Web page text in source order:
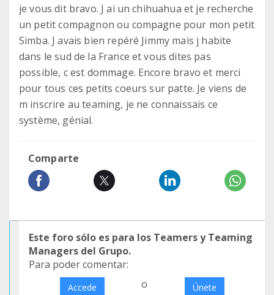
je vous dit bravo. J ai un chihuahua et je recherche
un petit compagnon ou compagne pour mon petit
Simba. J avais bien repéré Jimmy mais j habite
dans le sud de la France et vous dites pas
possible, c est dommage. Encore bravo et merci
pour tous ces petits coeurs sur patte. Je viens de
m inscrire au teaming, je ne connaissais ce
système, génial.
Comparte
Este foro sólo es para los Teamers y Teaming
Managers del Grupo.
Para poder comentar:
Accede o Únete